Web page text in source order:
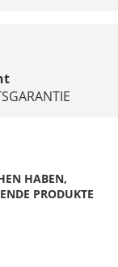
HABEN,
PRODUKTE